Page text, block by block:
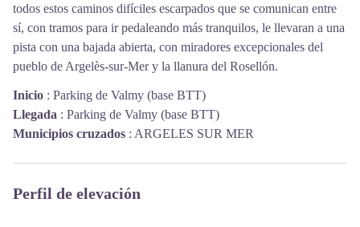
todos estos caminos difíciles escarpados que se comunican entre
sí, con tramos para ir pedaleando más tranquilos, le llevaran a una
pista con una bajada abierta, con miradores excepcionales del
pueblo de Argelès-sur-Mer y la llanura del Rosellón.
Inicio : Parking de Valmy (base BTT)
Llegada : Parking de Valmy (base BTT)
Municipios cruzados : ARGELES SUR MER
Perfil de elevación